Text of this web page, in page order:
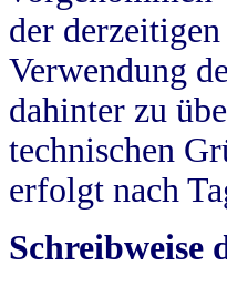
der
Verwendung
dahinter zu
technischen
erfolgt nach
Schreibweise